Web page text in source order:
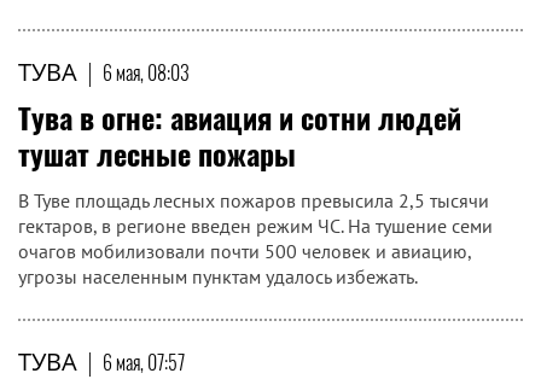
ТУВА | 6 мая, 08:03
Тува в огне: авиация и сотни людей
тушат лесные пожары
В Туве площадь лесных пожаров превысила 2,5 тысячи
гектаров, в регионе введен режим ЧС. На тушение семи
очагов мобилизовали почти 500 человек и авиацию,
угрозы населенным пунктам удалось избежать.
ТУВА | 6 мая, 07:57